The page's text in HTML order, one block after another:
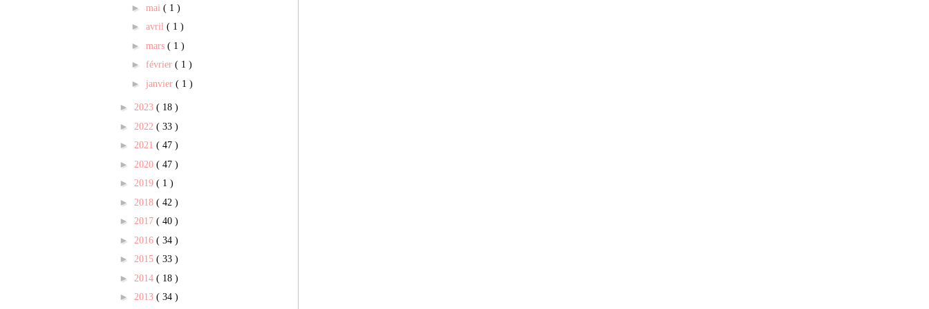
► mai ( 1 )
► avril ( 1 )
► mars ( 1 )
► février ( 1 )
► janvier ( 1 )
► 2023 ( 18 )
► 2022 ( 33 )
► 2021 ( 47 )
► 2020 ( 47 )
► 2019 ( 1 )
► 2018 ( 42 )
► 2017 ( 40 )
► 2016 ( 34 )
► 2015 ( 33 )
► 2014 ( 18 )
► 2013 ( 34 )